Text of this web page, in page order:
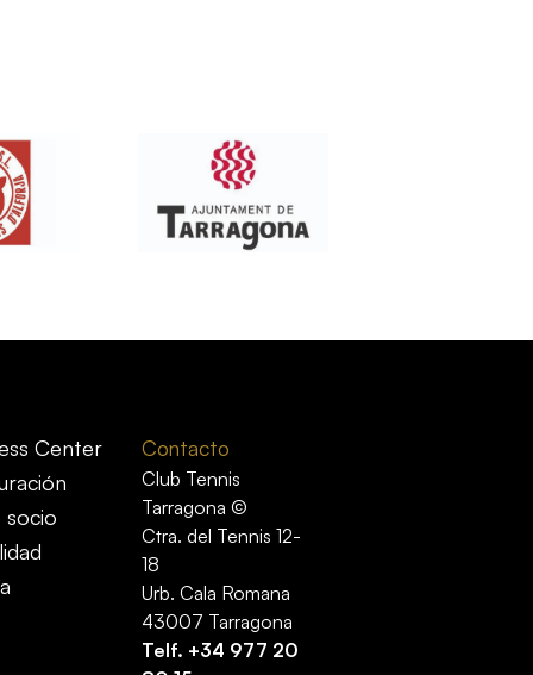
Center
socio
Contacto
Club Tennis
Tarragona ©
Ctra. del Tennis 12-
18
Urb. Cala Romana
43007 Tarragona
Telf. +34 977 20